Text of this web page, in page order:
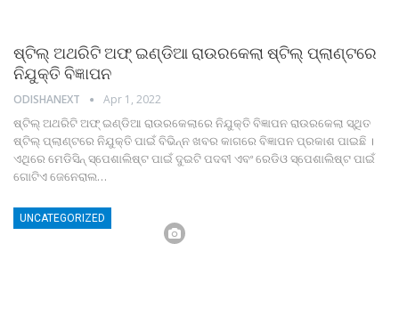
ଷ୍ଟିଲ୍‌ ଅଥରିଟି ଅଫ୍‌ ଇଣ୍ଡିଆ ରାଉରକେଲା ଷ୍ଟିଲ୍‌ ପ୍ଲାଣ୍ଟରେ
ନିଯୁକ୍ତି ବିଜ୍ଞାପନ
ODISHANEXT Apr 1, 2022
ଷ୍ଟିଲ୍‌ ଅଥରିଟି ଅଫ୍‌ ଇଣ୍ଡିଆ ରାଉରକେଲାରେ ନିଯୁକ୍ତି ବିଜ୍ଞାପନରାଉରକେଲା ସ୍ଥିତ
ଷ୍ଟିଲ୍‌ ପ୍ଲାଣ୍ଟରେ ନିଯୁକ୍ତି ପାଇଁ ବିଭିନ୍ନ ଖବର କାଗରେ ବିଜ୍ଞାପନ ପ୍ରକାଶ ପାଇଛି ।
ଏଥିରେ ମେଡିସିନ୍‌ ସ୍ପେଶାଲିଷ୍ଟ ପାଇଁ ଦୁଇଟି ପଦବୀ ଏବଂ ରେଡିଓ ସ୍ପେଶାଲିଷ୍ଟ ପାଇଁ
ଗୋଟିଏ ଜେନେରାଲ…
UNCATEGORIZED